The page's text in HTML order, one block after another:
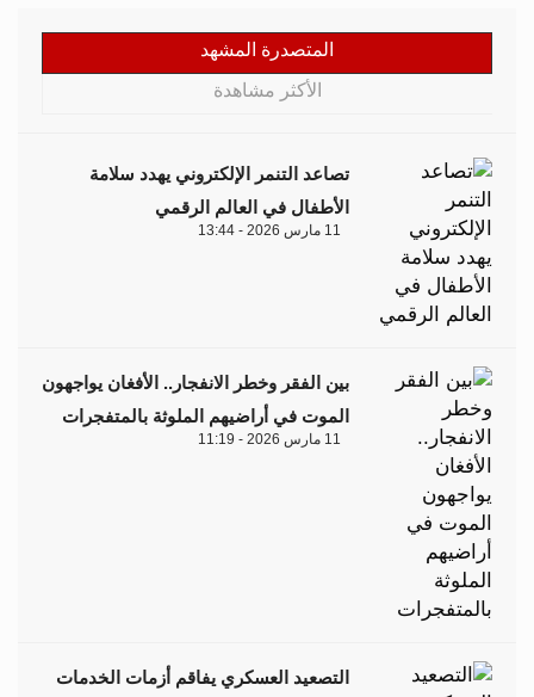
المتصدرة المشهد
الأكثر مشاهدة
تصاعد التنمر الإلكتروني يهدد سلامة
الأطفال في العالم الرقمي
11 مارس 2026 - 13:44
بين الفقر وخطر الانفجار.. الأفغان يواجهون
الموت في أراضيهم الملوثة بالمتفجرات
11 مارس 2026 - 11:19
التصعيد العسكري يفاقم أزمات الخدمات